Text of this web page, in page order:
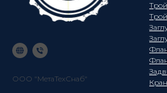
ООО "МетаТехСнаб"